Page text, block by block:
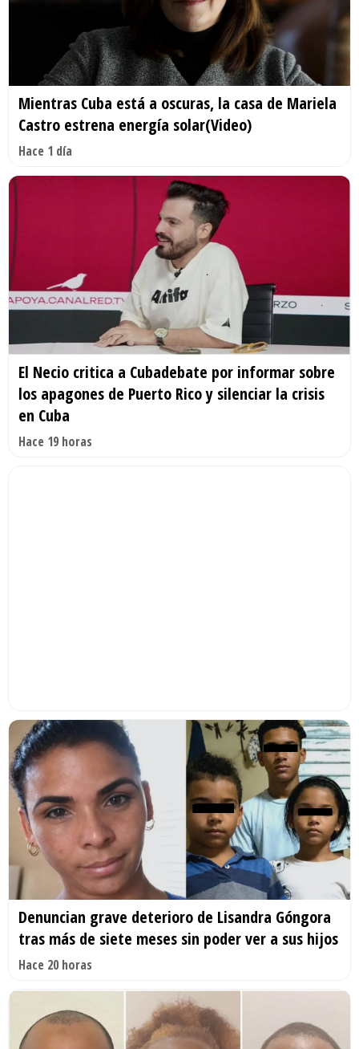
Mientras Cuba está a oscuras, la casa de Mariela
Castro estrena energía solar(Video)
Hace 1 día
El Necio critica a Cubadebate por informar sobre
los apagones de Puerto Rico y silenciar la crisis
en Cuba
Hace 19 horas
Denuncian grave deterioro de Lisandra Góngora
tras más de siete meses sin poder ver a sus hijos
Hace 20 horas